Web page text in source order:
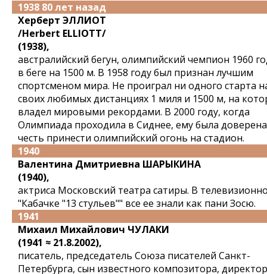
1938 80 лет назад
Херберт ЭЛЛИОТ
/Herbert ELLIOTT/
(1938),
австралийский бегун, олимпийский чемпион 1960
в беге на 1500 м. В 1958 году был признан лучшим
спортсменом мира. Не проиграл ни одного старта
своих любимых дистанциях 1 миля и 1500 м, на
владел мировыми рекордами. В 2000 году, когда
Олимпиада проходила в Сиднее, ему была доверена
честь принести олимпийский огонь на стадион.
1940
Валентина Дмитриевна ШАРЫКИНА
(1940),
актриса Московский театра сатиры. В
"Кабачке "13 стульев"" все ее знали как пани Зосю.
1941
Михаил Михайлович ЧУЛАКИ
(1941 ≈ 21.8.2002),
писатель, председатель Союза писателей Санкт-
Петербурга, сын известного композитора,